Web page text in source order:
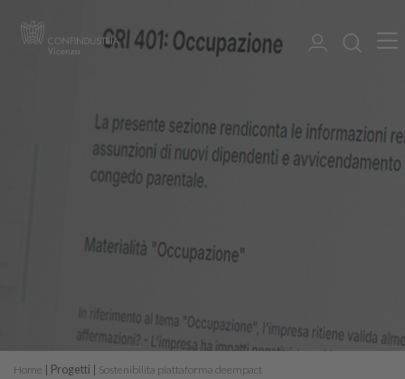
Home Progetti Sostenibilita piattaforma deempact